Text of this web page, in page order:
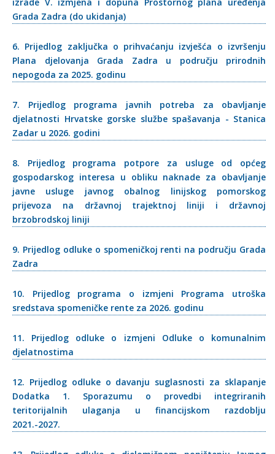
Grada Zadra (do ukidanja)
6. Prijedlog zaključka o prihvaćanju izvješća o izvršenju
Plana djelovanja Grada Zadra u području prirodnih
nepogoda za 2025. godinu
7. Prijedlog programa javnih potreba za obavljanje
djelatnosti Hrvatske gorske službe spašavanja - Stanica
Zadar u 2026. godini
8. Prijedlog programa potpore za usluge od općeg
gospodarskog interesa u obliku naknade za obavljanje
javne usluge javnog obalnog linijskog pomorskog
prijevoza na državnoj trajektnoj liniji i državnoj
brzobrodskoj liniji
9. Prijedlog odluke o spomeničkoj renti na području Grada
Zadra
10. Prijedlog programa o izmjeni Programa utroška
sredstava spomeničke rente za 2026. godinu
11. Prijedlog odluke o izmjeni Odluke o komunalnim
djelatnostima
12. Prijedlog odluke o davanju suglasnosti za sklapanje
Dodatka 1. Sporazumu o provedbi integriranih
teritorijalnih ulaganja u financijskom razdoblju
2021.-2027.